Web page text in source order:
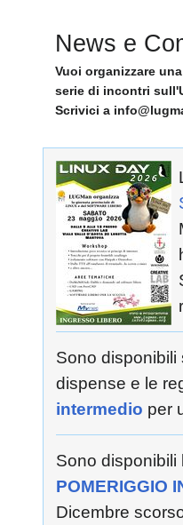
News e
Vuoi organizzare
serie di incontri
Scrivici a
Sono disponibili
dispense e le
intermedio per
Sono
POMERIGGIO
Dicembre